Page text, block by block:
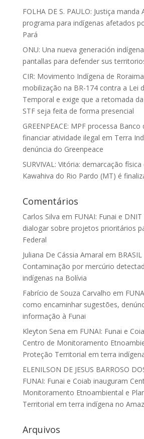
FOLHA DE S. PAULO: Justiça manda
programa para indígenas afetados
Pará
ONU: Una nueva generación
pantallas para defender sus
CIR: Movimento Indígena de
mobilização na BR-174 contra a Lei
Temporal e exige que a retomada
STF seja feita de forma presencial
GREENPEACE: MPF processa
financiar atividade ilegal em Terra
denúncia do Greenpeace
SURVIVAL: Vitória: demarcação
Kawahiva do Rio Pardo (MT) é
Comentários
Carlos Silva em FUNAI: Funai e
dialogar sobre projetos prioritários
Federal
Juliana De Cássia Amaral em
Contaminação por mercúrio
indígenas na Bolívia
Fabrício de Souza Carvalho em
como encaminhar sugestões,
informação à Funai
Kleyton Sena em FUNAI: Funai e
Centro de Monitoramento
Proteção Territorial em terra
ELENILSON DE JESUS BARROSO
FUNAI: Funai e Coiab inauguram
Monitoramento Etnoambiental e
Territorial em terra indígena no
Arquivos